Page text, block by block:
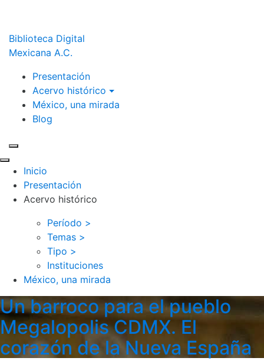
Biblioteca Digital
Mexicana A.C.
Presentación
Acervo histórico
México, una mirada
Blog
Inicio
Presentación
Acervo histórico
Período >
Temas >
Tipo >
Instituciones
México, una mirada
Un barroco para el pueblo
Megalopolis CDMX. El
corazón de la Nueva España